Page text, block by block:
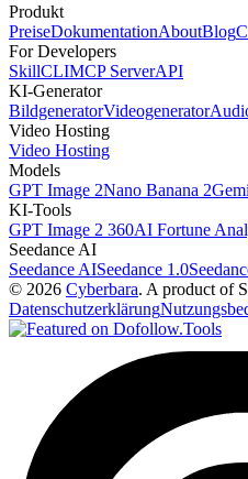
Produkt
PreiseDokumentationAboutBlog
For Developers
SkillCLIMCP ServerAPI
KI-Generator
BildgeneratorVideogenerator
Video Hosting
Video Hosting
Models
GPT Image 2Nano Banana 2
KI-Tools
GPT Image 2 360AI Fortune
Seedance AI
Seedance AISeedance 1.0
© 2026 Cyberbara. A product of
Datenschutzerklärung